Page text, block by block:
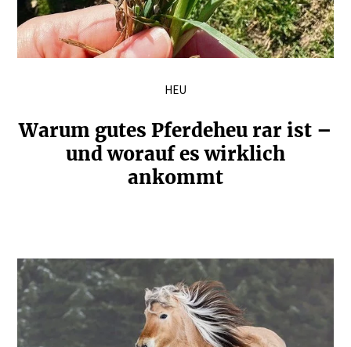
HEU
Warum gutes Pferdeheu rar ist –
und worauf es wirklich
ankommt